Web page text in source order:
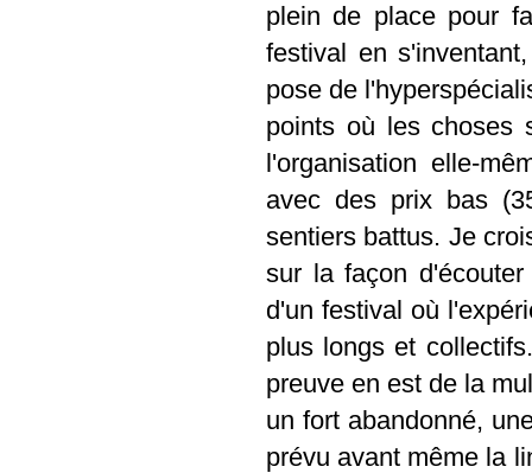
plein de place pour
festival en
pose de
points où les choses
l'organisation elle-
avec des prix bas
sentiers battus. Je
sur la façon
d'un festival où
plus longs et
preuve en est de la
un fort abandonné,
prévu avant même la